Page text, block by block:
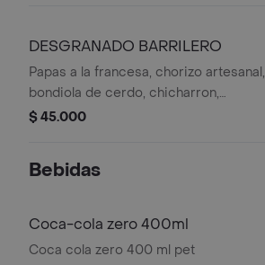
DESGRANADO BARRILERO
Papas a la francesa, chorizo artesanal,
bondiola de cerdo, chicharron,
pechuga a plancha, queso costeño,
$ 45.000
Bebidas
Coca-cola zero 400ml
Coca cola zero 400 ml pet